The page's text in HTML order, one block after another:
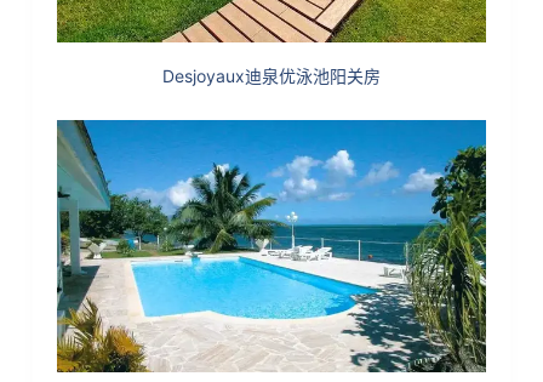
Desjoyaux迪泉优泳池阳关房